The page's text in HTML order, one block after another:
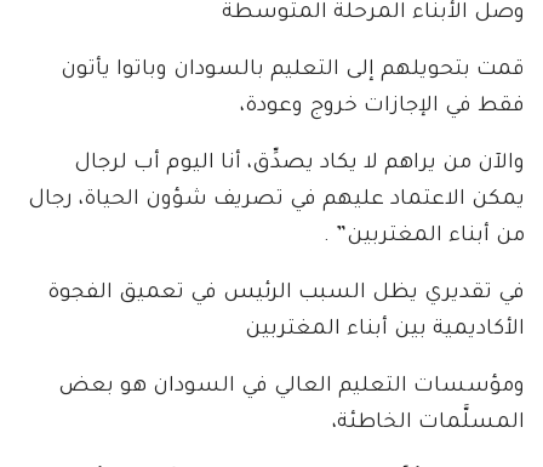
وصل الأبناء المرحلة المتوسطة
قمت بتحويلهم إلى التعليم بالسودان وباتوا يأتون
فقط في الإجازات خروج وعودة،
والآن من يراهم لا يكاد يصدِّق، أنا اليوم أب لرجال
يمكن الاعتماد عليهم في تصريف شؤون الحياة، رجال
من أبناء المغتربين” .
في تقديري يظل السبب الرئيس في تعميق الفجوة
الأكاديمية بين أبناء المغتربين
ومؤسسات التعليم العالي في السودان هو بعض
المسلَّمات الخاطئة،